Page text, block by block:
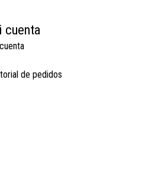
cuenta
de pedidos